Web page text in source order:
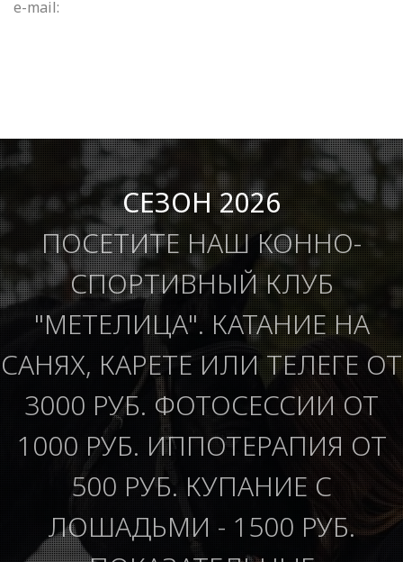
e-mail:
СЕЗОН 2026
ПОСЕТИТЕ НАШ КОННО-
СПОРТИВНЫЙ КЛУБ
"МЕТЕЛИЦА". КАТАНИЕ НА
САНЯХ, КАРЕТЕ ИЛИ ТЕЛЕГЕ ОТ
3000 РУБ. ФОТОСЕССИИ ОТ
1000 РУБ. ИППОТЕРАПИЯ ОТ
500 РУБ. КУПАНИЕ С
ЛОШАДЬМИ - 1500 РУБ.